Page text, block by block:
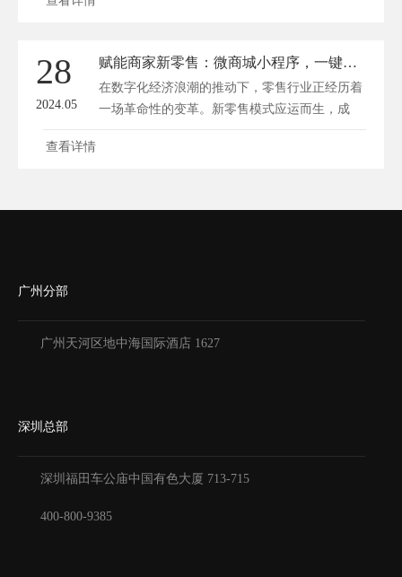
28
2024.05
赋能商家新零售：微商城小程序，一键开启销售新纪元
在数字化经济浪潮的推动下，零售行业正经历着
一场革命性的变革。新零售模式应运而生，成
为...
查看详情
广州分部
广州天河区地中海国际酒店 1627
深圳总部
深圳福田车公庙中国有色大厦 713-715
400-800-9385